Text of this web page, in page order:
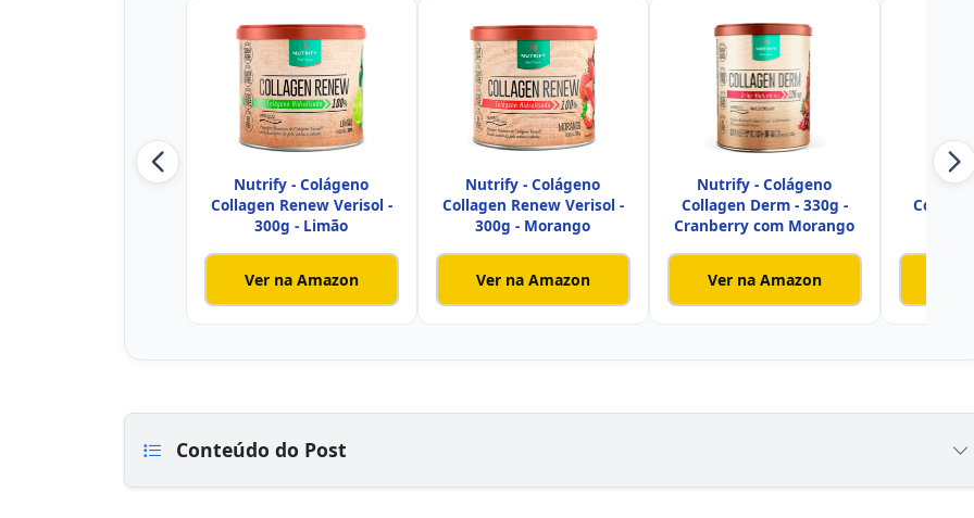
Nutrify - Colágeno
Collagen Renew Verisol -
300g - Limão
Ver na Amazon
Nutrify - Colágeno
Collagen Renew Verisol -
300g - Morango
Ver na Amazon
Nutrify - Colágeno
Collagen Derm - 330g -
Cranberry com Morango
Ver na Amazon
Conteúdo do Post